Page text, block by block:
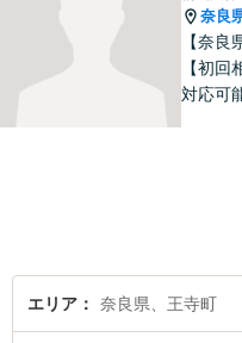
奈良
【奈良
【初回
対応可
エリア 奈良県、王寺町